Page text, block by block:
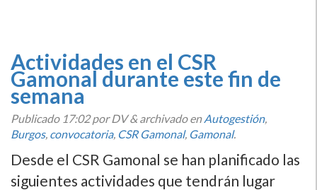
Actividades en el CSR
Gamonal durante este fin de
semana
Publicado 17:02por DV&archivado enAutogestión,
Burgos, convocatoria, CSR Gamonal, Gamonal.
Desde el CSR Gamonal se han planificado las
siguientes actividades que tendrán lugar